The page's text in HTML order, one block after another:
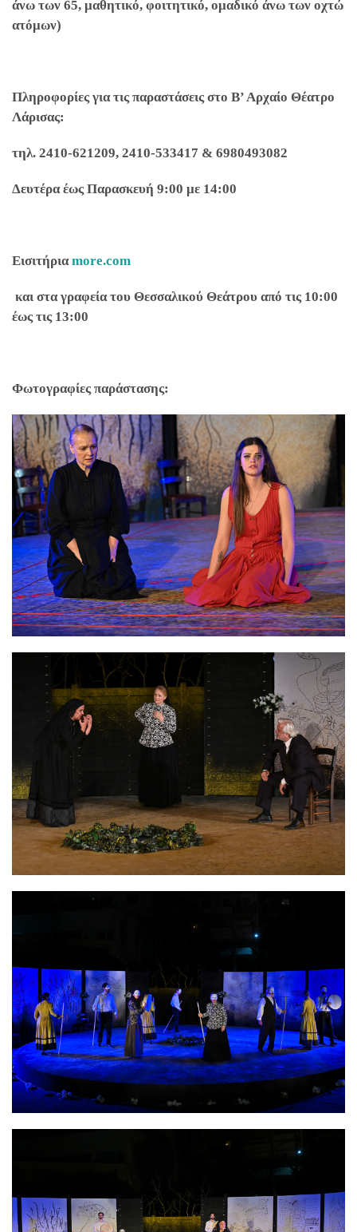
άνω των 65, μαθητικό, φοιτητικό, ομαδικό άνω των οχτώ
ατόμων)
Πληροφορίες για τις παραστάσεις στο Β’ Αρχαίο Θέατρο
Λάρισας:
τηλ. 2410-621209, 2410-533417 & 6980493082
Δευτέρα έως Παρασκευή 9:00 με 14:00
Εισιτήριαmore.com
και στα γραφεία του Θεσσαλικού Θεάτρου από τις 10:00
έως τις 13:00
Φωτογραφίες παράστασης: